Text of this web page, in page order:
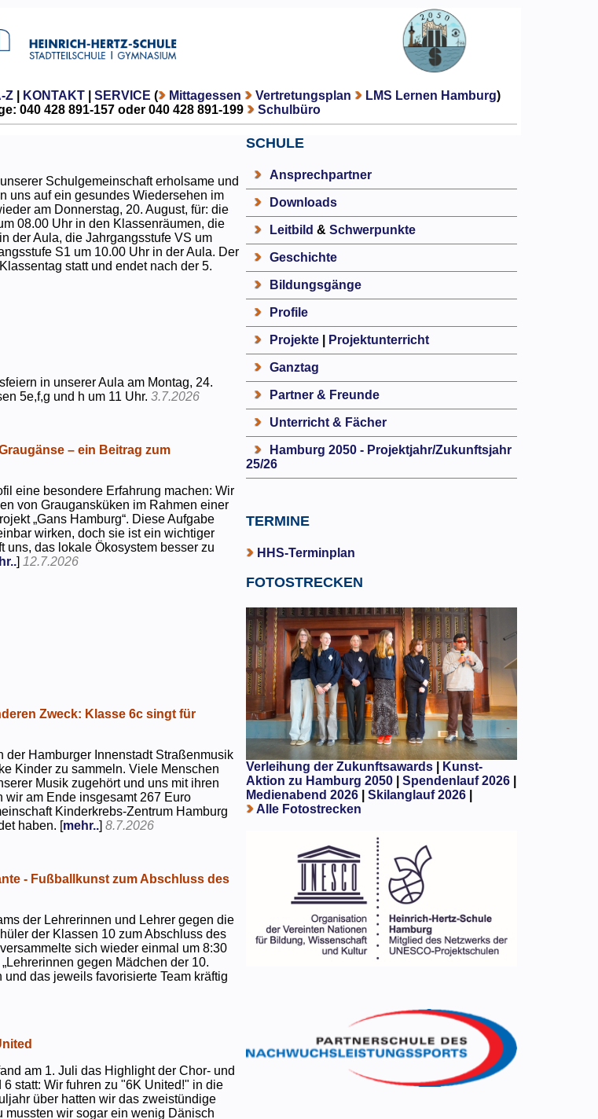
Z| KONTAKT| SERVICE ( Mittagessen Vertretungsplan LMS Lernen Hamburg)
040 428 891-157 oder 040 428 891-199
Schulbüro
Schulgemeinschaft erholsame und
uns auf ein gesundes Wiedersehen im
am Donnerstag, 20. August, für: die
08.00 Uhr in den Klassenräumen, die
der Aula, die Jahrgangsstufe VS um
S1 um 10.00 Uhr in der Aula. Der
statt und endet nach der 5.
in unserer Aula am Montag, 24.
5e,f,g und h um 11 Uhr.3.7.2026
– ein Beitrag zum
eine besondere Erfahrung machen: Wir
von Graugansküken im Rahmen einer
„Gans Hamburg“. Diese Aufgabe
wirken, doch sie ist ein wichtiger
uns, das lokale Ökosystem besser zu
] 12.7.2026
Zweck: Klasse 6c singt für
der Hamburger Innenstadt Straßenmusik
Kinder zu sammeln. Viele Menschen
Musik zugehört und uns mit ihren
wir am Ende insgesamt 267 Euro
Kinderkrebs-Zentrum Hamburg
haben. [mehr..]8.7.2026
- Fußballkunst zum Abschluss des
der Lehrerinnen und Lehrer gegen die
der Klassen 10 zum Abschluss des
sich wieder einmal um 8:30
gegen Mädchen der 10.
und das jeweils favorisierte Team kräftig
am 1. Juli das Highlight der Chor- und
statt: Wir fuhren zu "6K United!" in die
über hatten wir das zweistündige
mussten wir sogar ein wenig Dänisch
SCHULE
Ansprechpartner
Downloads
Leitbild & Schwerpunkte
Geschichte
Bildungsgänge
Profile
Projekte| Projektunterricht
Ganztag
Partner & Freunde
Unterricht & Fächer
Hamburg 2050 - Projektjahr/Zukunftsjahr
25/26
TERMINE
HHS-Terminplan
FOTOSTRECKEN
Verleihung der Zukunftsawards|
Kunst-
Aktion zu Hamburg 2050
Spendenlauf 2026|
Medienabend 2026| Skilanglauf 2026|
Alle Fotostrecken